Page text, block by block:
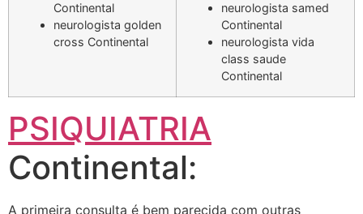
Continental
neurologista golden
cross Continental
neurologista samed
Continental
neurologista vida
class saude
Continental
PSIQUIATRIA
Continental:
A primeira consulta é bem parecida com outras